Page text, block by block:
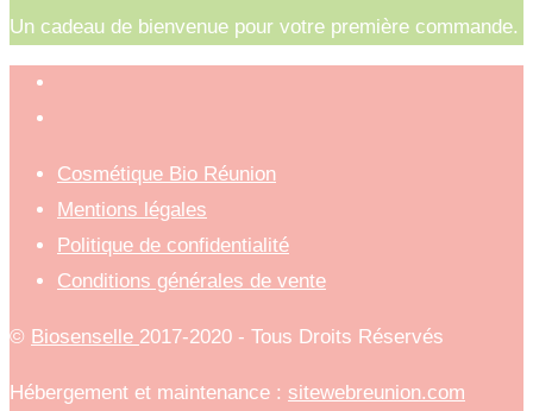
Un cadeau de bienvenue pour votre première commande.
Cosmétique Bio Réunion
Mentions légales
Politique de confidentialité
Conditions générales de vente
© Biosenselle 2017-2020 - Tous Droits Réservés
Hébergement et maintenance : sitewebreunion.com